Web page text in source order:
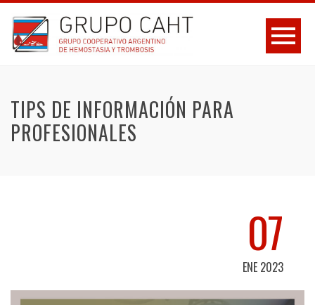
TIPS DE INFORMACIÓN PARA
PROFESIONALES
07
ENE 2023